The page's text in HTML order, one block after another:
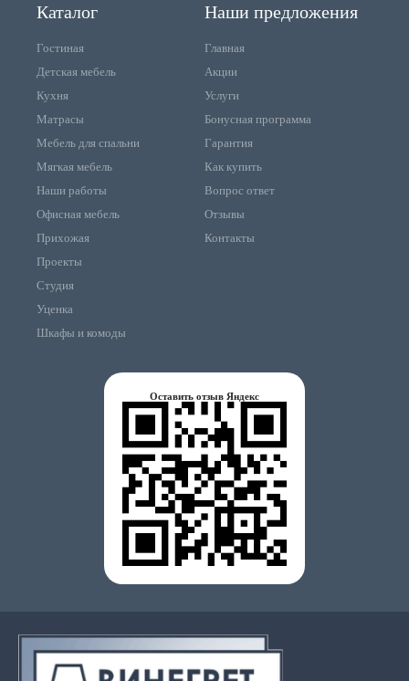
Каталог
Гостиная
Детская мебель
Кухня
Матрасы
Мебель для спальни
Мягкая мебель
Наши работы
Офисная мебель
Прихожая
Проекты
Студия
Уценка
Шкафы и комоды
Наши предложения
Главная
Акции
Услуги
Бонусная программа
Гарантия
Как купить
Вопрос ответ
Отзывы
Контакты
Оставить отзыв Яндекс